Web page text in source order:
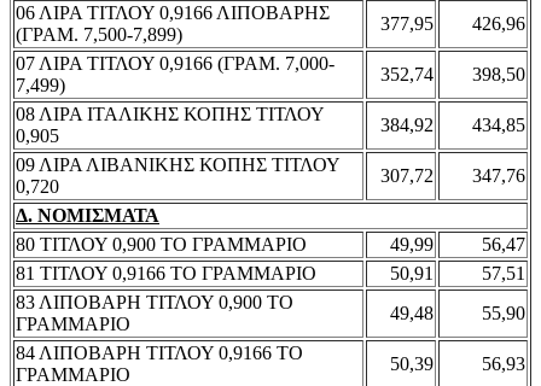
06 ΛΙΡΑ ΤΙΤΛΟΥ 0,9166 ΛΙΠΟΒΑΡΗΣ
(ΓΡΑΜ. 7,500-7,899)
377,95
426,96
07 ΛΙΡΑ ΤΙΤΛΟΥ 0,9166 (ΓΡΑΜ. 7,000-
7,499)
352,74
398,50
08 ΛΙΡΑ ΙΤΑΛΙΚΗΣ ΚΟΠΗΣ ΤΙΤΛΟΥ
0,905
384,92
434,85
09 ΛΙΡΑ ΛΙΒΑΝΙΚΗΣ ΚΟΠΗΣ ΤΙΤΛΟΥ
0,720
307,72
347,76
Δ. ΝΟΜΙΣΜΑΤΑ
80 ΤΙΤΛΟΥ 0,900 ΤΟ ΓΡΑΜΜΑΡΙΟ
49,99
56,47
81 ΤΙΤΛΟΥ 0,9166 ΤΟ ΓΡΑΜΜΑΡΙΟ
50,91
57,51
83 ΛΙΠΟΒΑΡΗ ΤΙΤΛΟΥ 0,900 ΤΟ
ΓΡΑΜΜΑΡΙΟ
49,48
55,90
84 ΛΙΠΟΒΑΡΗ ΤΙΤΛΟΥ 0,9166 ΤΟ
ΓΡΑΜΜΑΡΙΟ
50,39
56,93